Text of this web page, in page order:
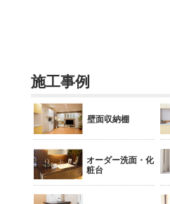
施工事例
壁面収納棚
オーダー洗面・化
粧台